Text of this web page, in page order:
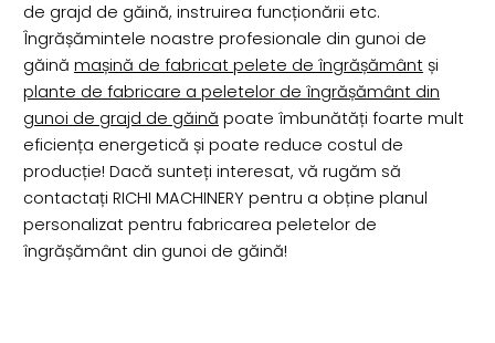
de grajd de găină, instruirea funcționării etc.
Îngrășămintele noastre profesionale din gunoi de
găină mașină de fabricat pelete de îngrășământ și
plante de fabricare a peletelor de îngrășământ din
gunoi de grajd de găină poate îmbunătăți foarte mult
eficiența energetică și poate reduce costul de
producție! Dacă sunteți interesat, vă rugăm să
contactați RICHI MACHINERY pentru a obține planul
personalizat pentru fabricarea peletelor de
îngrășământ din gunoi de găină!